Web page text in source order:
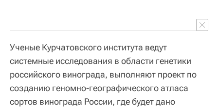
Ученые Курчатовского института ведут
системные исследования в области генетики
российского винограда, выполняют проект по
созданию геномно-географического атласа
сортов винограда России, где будет дано